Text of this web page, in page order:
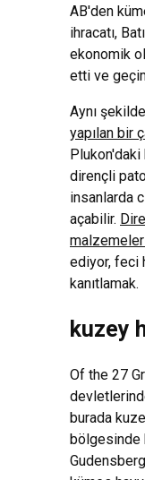
AB'den
ihracatı,
ekonomik
etti ve
Aynı şekilde
yapılan bir
dirençli
insanlarda
açabilir.
ediyor, feci
kanıtlamak.
kuzey
Of the 27
burada
bölgesinde